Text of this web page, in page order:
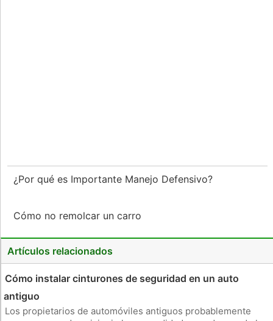
¿Por qué es Importante Manejo Defensivo?
Cómo no remolcar un carro
Artículos relacionados
Cómo instalar cinturones de seguridad en un auto
antiguo
Los propietarios de automóviles antiguos probablemente